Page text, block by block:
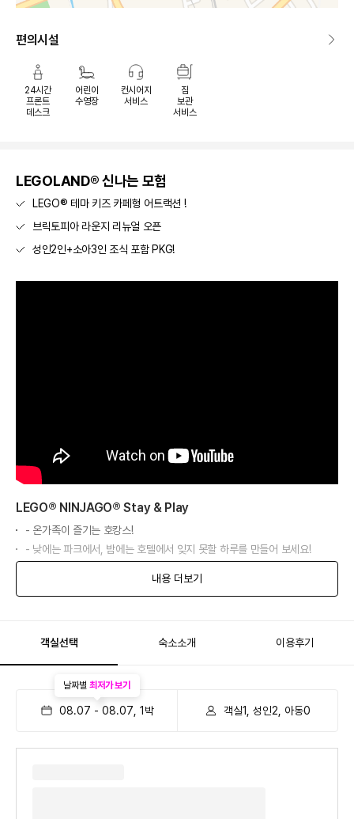
편의시설
24시간
프론트
데스크
어린이
수영장
컨시어지
서비스
짐
보관
서비스
LEGOLAND® 신나는 모험
LEGO® 테마 키즈 카페형 어트랙션 !
브릭토피아 라운지 리뉴얼 오픈
성인2인+소아3인 조식 포함 PKG!
LEGO® NINJAGO® Stay & Play
- 온가족이 즐기는 호캉스!
- 낮에는 파크에서, 밤에는 호텔에서 잊지 못할 하루를 만들어 보세요!
내용 더보기
객실선택 숙소소개 이용후기
08.07 - 08.07 1 박
날짜별 최저가 보기
객실1, 성인2, 아동0